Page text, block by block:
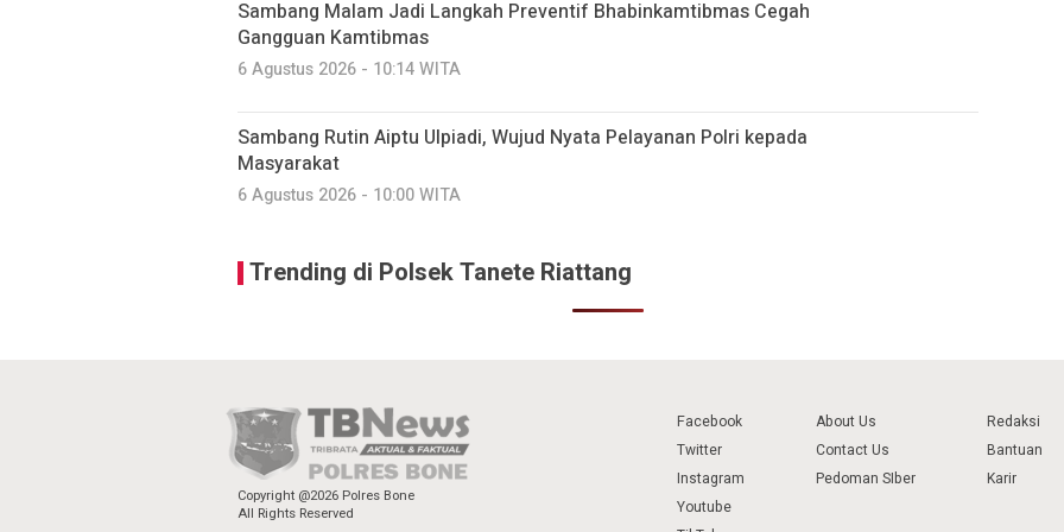
Sambang Malam Jadi Langkah Preventif Bhabinkamtibmas Cegah
Gangguan Kamtibmas
6 Agustus 2026 - 10:14 WITA
Sambang Rutin Aiptu Ulpiadi, Wujud Nyata Pelayanan Polri kepada
Masyarakat
6 Agustus 2026 - 10:00 WITA
Trending di Polsek Tanete Riattang
Copyright @2026 Polres Bone
All Rights Reserved
Facebook
Twitter
Instagram
Youtube
About Us
Contact Us
Pedoman SIber
Redaksi
Bantuan
Karir